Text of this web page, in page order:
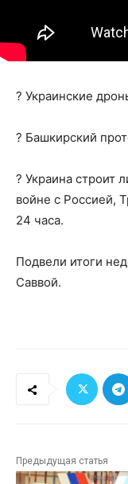
? Украинские
? Башкирский
? Украина строит
войне с Россией,
24 часа.
Подвели итоги
Саввой.
Предыдущая статья